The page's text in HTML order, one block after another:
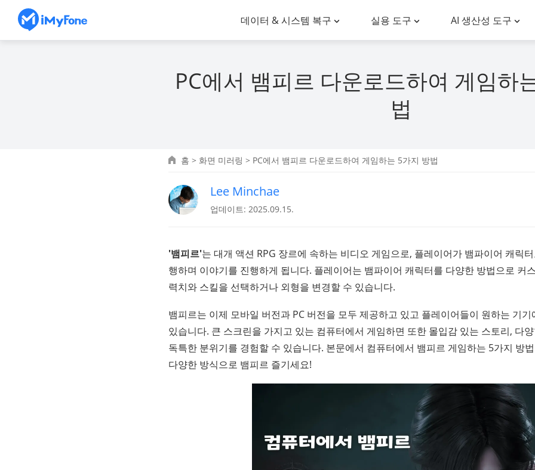
데이터 & 시스템 복구 실용 도구 AI 생산성 도구
PC에서 뱀피르 다운로드하여 게임하
법
홈 > 화면 미러링 > PC에서 뱀피르 다운로드하여 게임하는 5가지 방법
Lee Minchae
업데이트: 2025.09.15.
'뱀피르'는 대개 액션 RPG 장르에 속하는 비디오 게임으로, 플레이어가 뱀파이어 캐릭
행하며 이야기를 진행하게 됩니다. 플레이어는 뱀파이어 캐릭터를 다양한 방법으로 커
력치와 스킬을 선택하거나 외형을 변경할 수 있습니다.
뱀피르는 이제 모바일 버전과 PC 버전을 모두 제공하고 있고 플레이어들이 원하는 기
있습니다. 큰 스크린을 가지고 있는 컴퓨터에서 게임하면 또한 몰입감 있는 스토리, 다
독특한 분위기를 경험할 수 있습니다. 본문에서 컴퓨터에서 뱀피르 게임하는 5가지 방
다양한 방식으로 뱀피르 즐기세요!